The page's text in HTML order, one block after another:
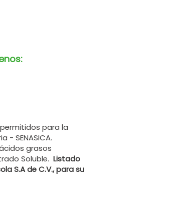
para la
- SENASICA.
grasos
Soluble. Listado
S.A de C.V., para su